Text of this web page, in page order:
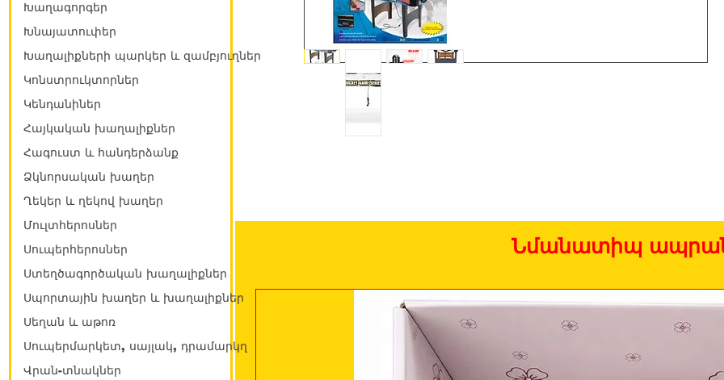
Նմանատիպ
Խաղագորգեր
Խնայատուփեր
Խաղալիքների պարկեր և զամբյուղներ
Կոնստրուկտորներ
Կենդանիներ
Հայկական խաղալիքներ
Հագուստ և հանդերձանք
Ձկնորսական խաղեր
Ղեկեր և ղեկով խաղեր
Մուլտհերոսներ
Սուպերհերոսներ
Ստեղծագործական խաղալիքներ
Սպորտային խաղեր և խաղալիքներ
Սեղան և աթոռ
Սուպերմարկետ, սայլակ, դրամարկղ
Վրան-տնակներ